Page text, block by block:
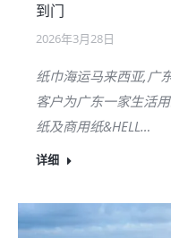
到门
2026年3月28日
纸巾海运马来西亚,广
客户为广东一家生活
纸及商用纸&HELL…
详细